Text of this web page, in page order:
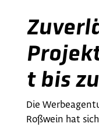
t bis
Die
Roßwein hat